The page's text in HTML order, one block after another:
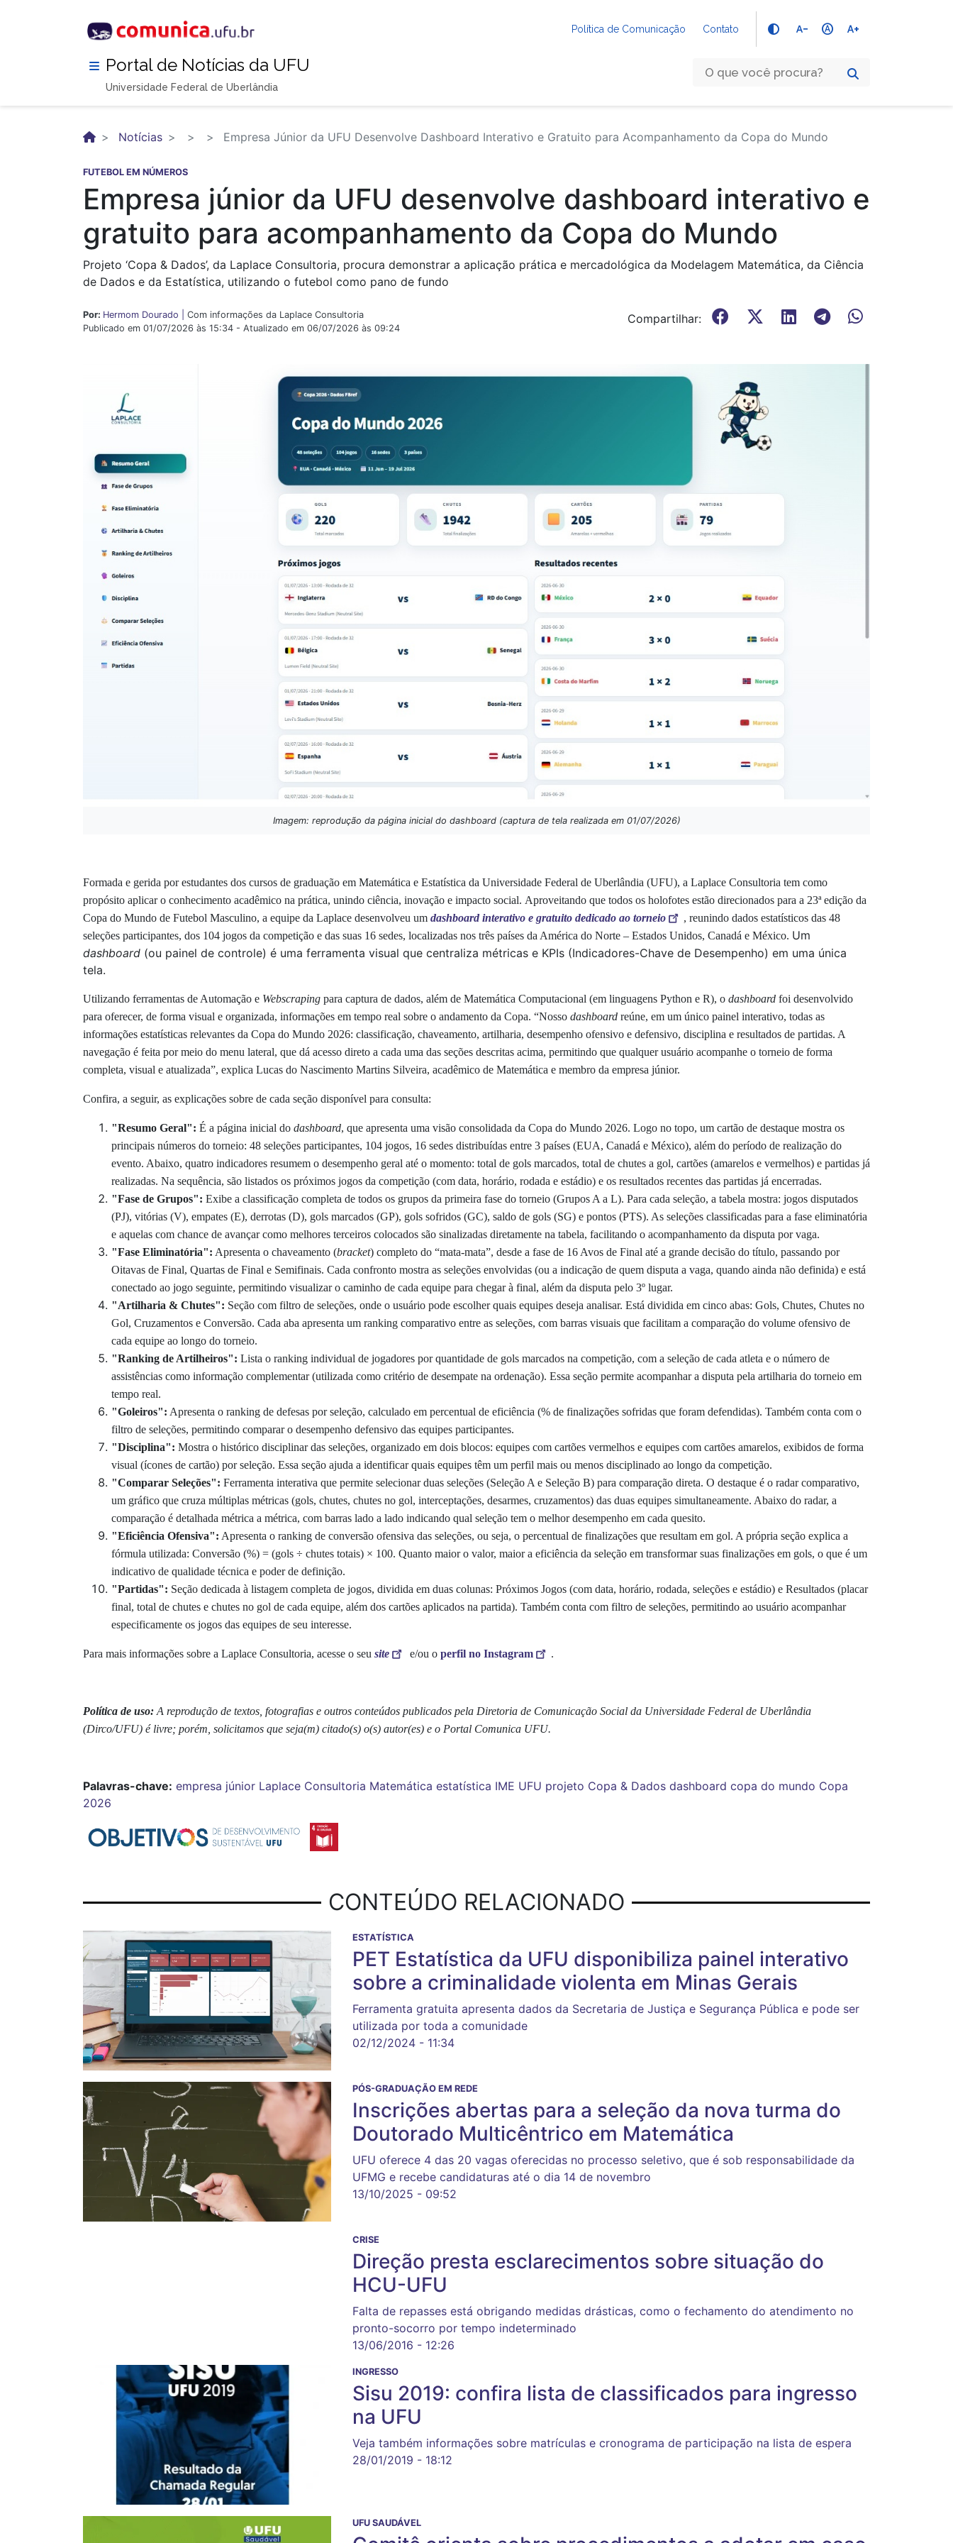
Política de Comunicação Contato text_decrease hdr_auto text_increase
Portal de Notícias da UFU
Universidade Federal de Uberlândia
Notícias Empresa Júnior da UFU Desenvolve Dashboard Interativo e Gratuito para Acompanhamento da Copa do Mundo
FUTEBOL EM NÚMEROS
Empresa júnior da UFU desenvolve dashboard interativo e
gratuito para acompanhamento da Copa do Mundo
Projeto ‘Copa & Dados’, da Laplace Consultoria, procura demonstrar a aplicação prática e mercadológica da Modelagem Matemática, da Ciência
de Dados e da Estatística, utilizando o futebol como pano de fundo
Por: Hermom Dourado | Com informações da Laplace Consultoria
Publicado em 01/07/2026 às 15:34 - Atualizado em 06/07/2026 às 09:24
Compartilhar:
Imagem: reprodução da página inicial do dashboard (captura de tela realizada em 01/07/2026)
Formada e gerida por estudantes dos cursos de graduação em Matemática e Estatística da Universidade Federal de Uberlândia (UFU), a Laplace Consultoria tem como
propósito aplicar o conhecimento acadêmico na prática, unindo ciência, inovação e impacto social. Aproveitando que todos os holofotes estão direcionados para a 23ª edição da
Copa do Mundo de Futebol Masculino, a equipe da Laplace desenvolveu um dashboard interativo e gratuito dedicado ao torneio
, reunindo dados estatísticos das 48
seleções participantes, dos 104 jogos da competição e das suas 16 sedes, localizadas nos três países da América do Norte – Estados Unidos, Canadá e México. Um
dashboard (ou painel de controle) é uma ferramenta visual que centraliza métricas e KPIs (Indicadores-Chave de Desempenho) em uma única
tela.
Utilizando ferramentas de Automação e Webscraping para captura de dados, além de Matemática Computacional (em linguagens Python e R), o dashboard foi desenvolvido
para oferecer, de forma visual e organizada, informações em tempo real sobre o andamento da Copa. “Nosso dashboard reúne, em um único painel interativo, todas as
informações estatísticas relevantes da Copa do Mundo 2026: classificação, chaveamento, artilharia, desempenho ofensivo e defensivo, disciplina e resultados de partidas. A
navegação é feita por meio do menu lateral, que dá acesso direto a cada uma das seções descritas acima, permitindo que qualquer usuário acompanhe o torneio de forma
completa, visual e atualizada”, explica Lucas do Nascimento Martins Silveira, acadêmico de Matemática e membro da empresa júnior.
Confira, a seguir, as explicações sobre de cada seção disponível para consulta:
"Resumo Geral": É a página inicial do dashboard, que apresenta uma visão consolidada da Copa do Mundo 2026. Logo no topo, um cartão de destaque mostra os
principais números do torneio: 48 seleções participantes, 104 jogos, 16 sedes distribuídas entre 3 países (EUA, Canadá e México), além do período de realização do
evento. Abaixo, quatro indicadores resumem o desempenho geral até o momento: total de gols marcados, total de chutes a gol, cartões (amarelos e vermelhos) e partidas já
realizadas. Na sequência, são listados os próximos jogos da competição (com data, horário, rodada e estádio) e os resultados recentes das partidas já encerradas.
"Fase de Grupos": Exibe a classificação completa de todos os grupos da primeira fase do torneio (Grupos A a L). Para cada seleção, a tabela mostra: jogos disputados
(PJ), vitórias (V), empates (E), derrotas (D), gols marcados (GP), gols sofridos (GC), saldo de gols (SG) e pontos (PTS). As seleções classificadas para a fase eliminatória
e aquelas com chance de avançar como melhores terceiros colocados são sinalizadas diretamente na tabela, facilitando o acompanhamento da disputa por vaga.
"Fase Eliminatória": Apresenta o chaveamento (bracket) completo do “mata-mata”, desde a fase de 16 Avos de Final até a grande decisão do título, passando por
Oitavas de Final, Quartas de Final e Semifinais. Cada confronto mostra as seleções envolvidas (ou a indicação de quem disputa a vaga, quando ainda não definida) e está
conectado ao jogo seguinte, permitindo visualizar o caminho de cada equipe para chegar à final, além da disputa pelo 3º lugar.
"Artilharia & Chutes": Seção com filtro de seleções, onde o usuário pode escolher quais equipes deseja analisar. Está dividida em cinco abas: Gols, Chutes, Chutes no
Gol, Cruzamentos e Conversão. Cada aba apresenta um ranking comparativo entre as seleções, com barras visuais que facilitam a comparação do volume ofensivo de
cada equipe ao longo do torneio.
"Ranking de Artilheiros": Lista o ranking individual de jogadores por quantidade de gols marcados na competição, com a seleção de cada atleta e o número de
assistências como informação complementar (utilizada como critério de desempate na ordenação). Essa seção permite acompanhar a disputa pela artilharia do torneio em
tempo real.
"Goleiros": Apresenta o ranking de defesas por seleção, calculado em percentual de eficiência (% de finalizações sofridas que foram defendidas). Também conta com o
filtro de seleções, permitindo comparar o desempenho defensivo das equipes participantes.
"Disciplina": Mostra o histórico disciplinar das seleções, organizado em dois blocos: equipes com cartões vermelhos e equipes com cartões amarelos, exibidos de forma
visual (ícones de cartão) por seleção. Essa seção ajuda a identificar quais equipes têm um perfil mais ou menos disciplinado ao longo da competição.
"Comparar Seleções": Ferramenta interativa que permite selecionar duas seleções (Seleção A e Seleção B) para comparação direta. O destaque é o radar comparativo,
um gráfico que cruza múltiplas métricas (gols, chutes, chutes no gol, interceptações, desarmes, cruzamentos) das duas equipes simultaneamente. Abaixo do radar, a
comparação é detalhada métrica a métrica, com barras lado a lado indicando qual seleção tem o melhor desempenho em cada quesito.
"Eficiência Ofensiva": Apresenta o ranking de conversão ofensiva das seleções, ou seja, o percentual de finalizações que resultam em gol. A própria seção explica a
fórmula utilizada: Conversão (%) = (gols ÷ chutes totais) × 100. Quanto maior o valor, maior a eficiência da seleção em transformar suas finalizações em gols, o que é um
indicativo de qualidade técnica e poder de definição.
"Partidas": Seção dedicada à listagem completa de jogos, dividida em duas colunas: Próximos Jogos (com data, horário, rodada, seleções e estádio) e Resultados (placar
final, total de chutes e chutes no gol de cada equipe, além dos cartões aplicados na partida). Também conta com filtro de seleções, permitindo ao usuário acompanhar
especificamente os jogos das equipes de seu interesse.
Para mais informações sobre a Laplace Consultoria, acesse o seu site e/ou o perfil no Instagram .
Política de uso: A reprodução de textos, fotografias e outros conteúdos publicados pela Diretoria de Comunicação Social da Universidade Federal de Uberlândia
(Dirco/UFU) é livre; porém, solicitamos que seja(m) citado(s) o(s) autor(es) e o Portal Comunica UFU.
Palavras-chave: empresa júnior Laplace Consultoria Matemática estatística IME UFU projeto Copa & Dados dashboard copa do mundo Copa
2026
CONTEÚDO RELACIONADO
ESTATÍSTICA
PET Estatística da UFU disponibiliza painel interativo
sobre a criminalidade violenta em Minas Gerais
Ferramenta gratuita apresenta dados da Secretaria de Justiça e Segurança Pública e pode ser
utilizada por toda a comunidade
02/12/2024 - 11:34
PÓS-GRADUAÇÃO EM REDE
Inscrições abertas para a seleção da nova turma do
Doutorado Multicêntrico em Matemática
UFU oferece 4 das 20 vagas oferecidas no processo seletivo, que é sob responsabilidade da
UFMG e recebe candidaturas até o dia 14 de novembro
13/10/2025 - 09:52
CRISE
Direção presta esclarecimentos sobre situação do
HCU-UFU
Falta de repasses está obrigando medidas drásticas, como o fechamento do atendimento no
pronto-socorro por tempo indeterminado
13/06/2016 - 12:26
INGRESSO
Sisu 2019: confira lista de classificados para ingresso
na UFU
Veja também informações sobre matrículas e cronograma de participação na lista de espera
28/01/2019 - 18:12
UFU SAUDÁVEL